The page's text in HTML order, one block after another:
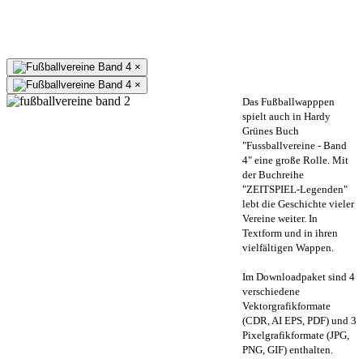
×
×
Das Fußballwapppen
spielt auch in Hardy
Grünes Buch
"Fussballvereine - Band
4" eine große Rolle. Mit
der Buchreihe
"ZEITSPIEL-Legenden"
lebt die Geschichte vieler
Vereine weiter. In
Textform und in ihren
vielfältigen Wappen.
Im Downloadpaket sind 4
verschiedene
Vektorgrafikformate
(CDR, AI EPS, PDF) und 3
Pixelgrafikformate (JPG,
PNG, GIF) enthalten.